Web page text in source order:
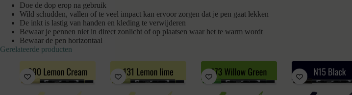
Doe de dop erop na gebruik
Wild schudden, vallen of te veel impact kan ervoor zorgen dat je pen gaat lekken
De inkt is lastig van handen en kleding te verwijderen
Bewaar je pennen niet in direct zonlicht of op plaatsen waar het te warm wordt
Bewaar de pen horizontaal
Gerelateerde producten